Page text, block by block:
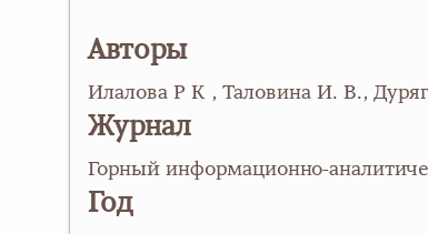
Авторы
Илалова Р К , Таловина И. В.,
Журнал
Горный информационно-
Год